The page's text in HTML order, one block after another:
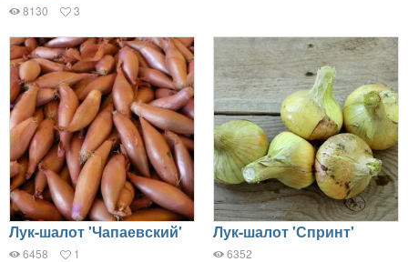
8130 3
Лук-шалот 'Чапаевский'
6458 1
Лук-шалот 'Спринт'
6352